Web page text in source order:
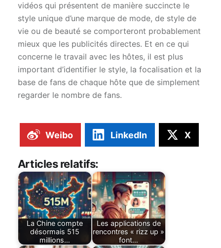
vidéos qui présentent de manière succincte le
style unique d’une marque de mode, de style de
vie ou de beauté se comporteront probablement
mieux que les publicités directes. Et en ce qui
concerne le travail avec les hôtes, il est plus
important d’identifier le style, la focalisation et la
base de fans de chaque hôte que de simplement
regarder le nombre de fans.
Weibo LinkedIn X
Articles relatifs:
La Chine compte
désormais 515
millions…
Les applications de
rencontres « rizz up »
font…